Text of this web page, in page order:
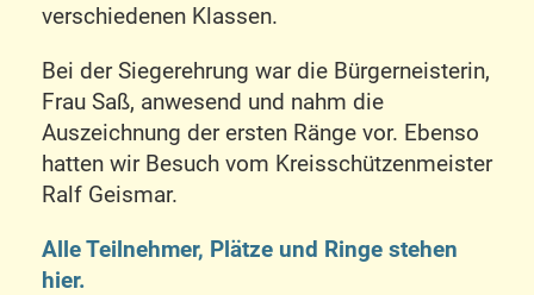
verschiedenen Klassen.
Bei der Siegerehrung war die Bürgerneisterin,
Frau Saß, anwesend und nahm die
Auszeichnung der ersten Ränge vor. Ebenso
hatten wir Besuch vom Kreisschützenmeister
Ralf Geismar.
Alle Teilnehmer, Plätze und Ringe stehen
hier.